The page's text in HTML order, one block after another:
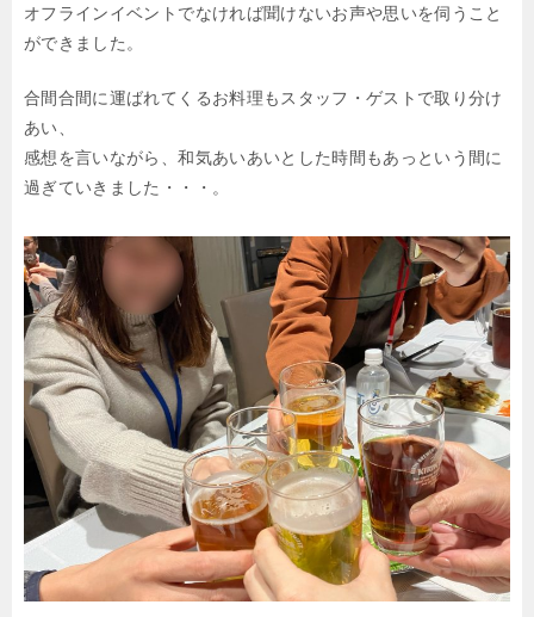
オフラインイベントでなければ聞けないお声や思いを伺うこと
ができました。
合間合間に運ばれてくるお料理もスタッフ・ゲストで取り分け
あい、
感想を言いながら、和気あいあいとした時間もあっという間に
過ぎていきました・・・。